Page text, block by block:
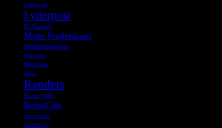
Luftgevær
Lytterpost
McDonald's
Mette Frederiksen
Midalderlandsbyen
Pokemon
Politiken
Påske
Randers
Rema 1000
RoboCop
Sexrobotter
Speedway